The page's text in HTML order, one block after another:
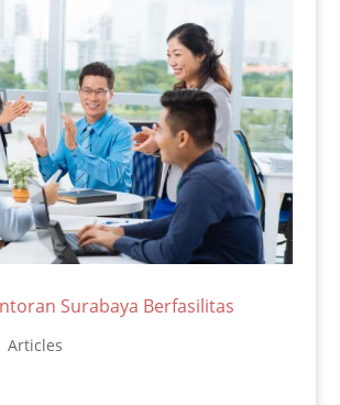
Surabaya Berfasilitas
Articles